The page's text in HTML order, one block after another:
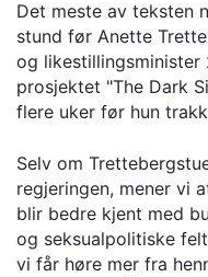
Det meste av teksten
stund før Anette
og likestillingsminister
prosjektet "The Dark
flere uker før hun
Selv om
regjeringen, mener vi
blir bedre kjent med
og seksualpolitiske
vi får høre mer fra